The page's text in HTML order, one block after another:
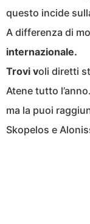
questo incide
A differenza di
internazionale.
Trovi voli diretti
Atene tutto l’anno.
ma la puoi
Skopelos e